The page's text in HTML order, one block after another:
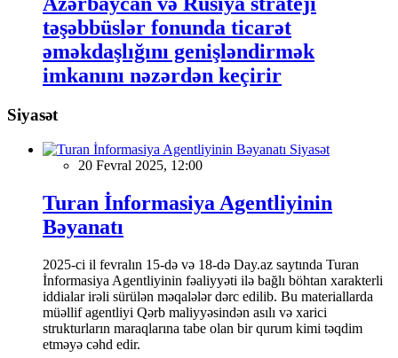
təşəbbüslər fonunda ticarət
əməkdaşlığını genişləndirmək
imkanını nəzərdən keçirir
Siyasət
Siyasət
20 Fevral 2025, 12:00
Turan İnformasiya Agentliyinin
Bəyanatı
2025-ci il fevralın 15-də və 18-də Day.az saytında Turan
İnformasiya Agentliyinin fəaliyyəti ilə bağlı böhtan xarakterli
iddialar irəli sürülən məqalələr dərc edilib. Bu materiallarda
müəllif agentliyi Qərb maliyyəsindən asılı və xarici
strukturların maraqlarına tabe olan bir qurum kimi təqdim
etməyə cəhd edir.